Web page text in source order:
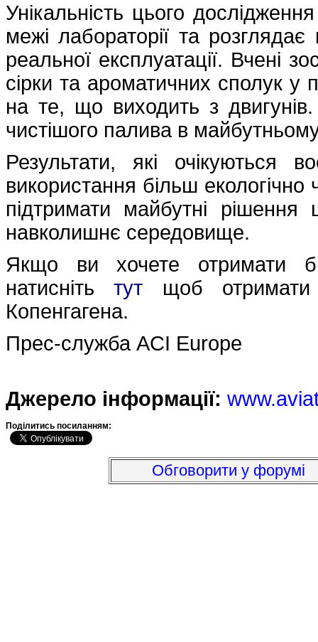
Унікальність цього
межі лабораторії та
реальної експлуатації. Вчені
сірки та ароматичних сполук у
на те, що виходить з
чистішого палива в
Результати, які очікуються
використання більш
підтримати майбутні
навколишнє середовище.
Якщо ви хочете отримати
натиснітьтут щоб отримати
Копенгагена.
Прес-служба ACI Europe
Джерело інформації:
Подiлитись посиланням:
Обговорити у форумі